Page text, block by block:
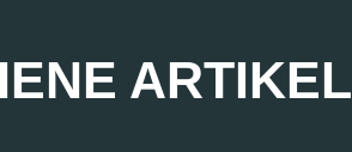
ARTIKEL